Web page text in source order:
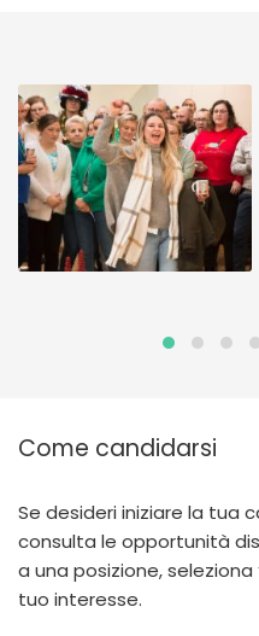
Come candidarsi
Se desideri iniziare la tua
consulta le opportunità
a una posizione,
tuo interesse.